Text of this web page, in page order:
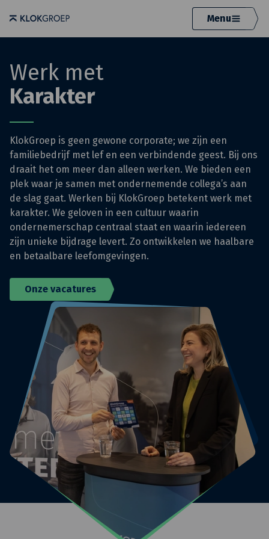
Menu
Werk met
Karakter
KlokGroep is geen gewone corporate; we zijn een
familiebedrijf met lef en een verbindende geest. Bij ons
draait het om meer dan alleen werken. We bieden een
plek waar je samen met ondernemende collega’s aan
de slag gaat. Werken bij KlokGroep betekent werk met
karakter. We geloven in een cultuur waarin
ondernemerschap centraal staat en waarin iedereen
zijn unieke bijdrage levert. Zo ontwikkelen we haalbare
en betaalbare leefomgevingen.
Onze vacatures